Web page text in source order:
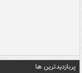
پربازدیدترین ها